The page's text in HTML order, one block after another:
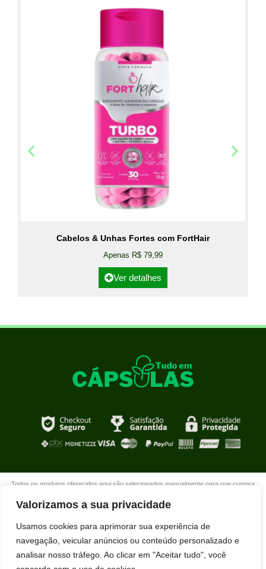
Valorizamos a sua privacidade
Usamos cookies para aprimorar sua experiência de
navegação, veicular anúncios ou conteúdo personalizado e
analisar nosso tráfego. Ao clicar em "Aceitar tudo", você
Cabelos & Unhas Fortes com FortHair
Apenas R$ 79,99
Ver detalhes
Todos os produtos oferecidos aqui são selecionados manualmente para que cumpra
extraordinários para você que está realmente comprometido com sua mudança. Boas